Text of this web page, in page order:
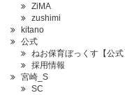
ZiMA
zushimi
kitano
公式
ねお保育ぼっくす【公式
採用情報
宮崎_S
SC